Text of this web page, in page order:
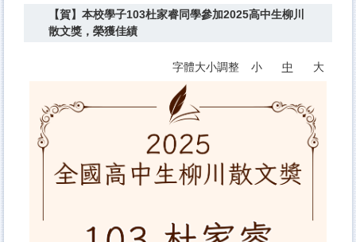
【賀】本校學子103杜家睿同學參加2025高中生柳川
散文獎，榮獲佳績
字體大小調整 小 中 大